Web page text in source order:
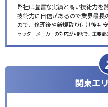
弊社は豊富な実績と高い技術力を
技術力に自信があるので業界最長
ので、修理後や新規取り付け後も
ャッターメーカーの対応が可能で、主要部
関東エ